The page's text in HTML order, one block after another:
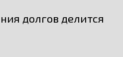
долгов делится